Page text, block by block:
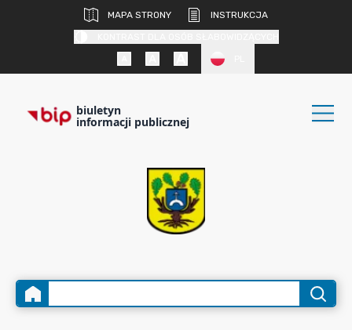
MAPA STRONY
INSTRUKCJA
biuletyn
informacji publicznej